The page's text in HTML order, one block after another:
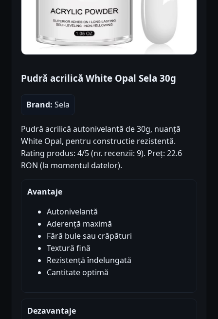
Pudră acrilică White Opal Sela 30g
Brand: Sela
Pudră acrilică autonivelantă de 30g, nuanță
White Opal, pentru constructie rezistentă.
Rating produs: 4/5 (nr. recenzii: 9). Preț: 22.6
RON (la momentul datelor).
Avantaje
Autonivelantă
Aderență maximă
Fără bule sau crăpături
Textură fină
Rezistență îndelungată
Cantitate optimă
Dezavantaje